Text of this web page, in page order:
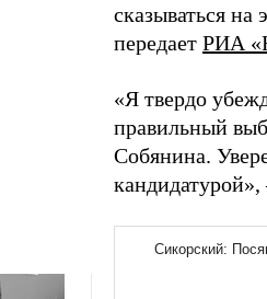
сказываться на
передает РИА
«Я твердо
правильный
Собянина.